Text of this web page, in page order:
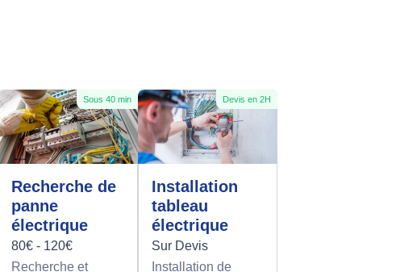
Sous 40 min
Recherche de
panne
électrique
80€ - 120€
Recherche et
Devis en 2H
Installation
tableau
électrique
Sur Devis
Installation de